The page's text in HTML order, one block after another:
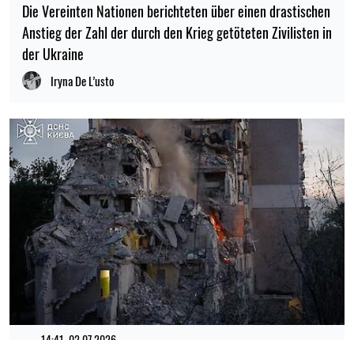
Die Vereinten Nationen berichteten über einen drastischen
Anstieg der Zahl der durch den Krieg getöteten Zivilisten in
der Ukraine
Iryna De L’usto